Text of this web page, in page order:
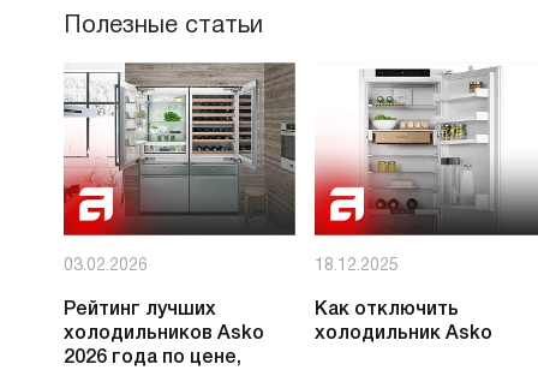
Полезные статьи
03.02.2026
Рейтинг лучших
холодильников Asko
2026 года по цене,
18.12.2025
Как отключить
холодильник Asko